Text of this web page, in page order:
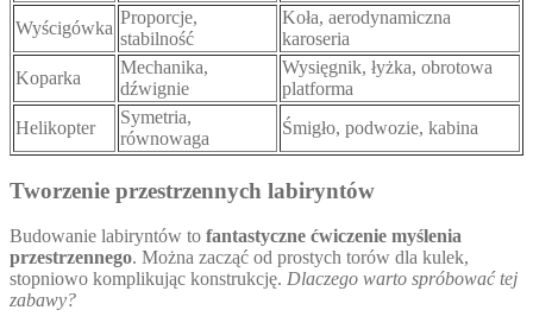
Wyścigówka
Proporcje,
stabilność
Koła, aerodynamiczna
karoseria
Koparka
Mechanika,
dźwignie
Wysięgnik, łyżka, obrotowa
platforma
Helikopter
Symetria,
równowaga
Śmigło, podwozie, kabina
Tworzenie przestrzennych labiryntów
Budowanie labiryntów to fantastyczne ćwiczenie myślenia
przestrzennego. Można zacząć od prostych torów dla kulek,
stopniowo komplikując konstrukcję. Dlaczego warto spróbować tej
zabawy?